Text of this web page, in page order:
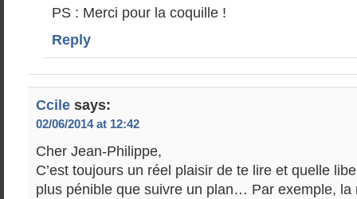
PS : Merci pour la coquille !
Reply
Ccile says:
02/06/2014 at 12:42
Cher Jean-Philippe,
C’est toujours un réel plaisir de te lire et quelle
plus pénible que suivre un plan… Par exemple, la